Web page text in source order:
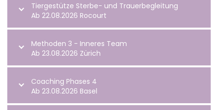
Tiergestütze Sterbe- und Trauerbegleitung
Ab 22.08.2026 Rocourt
Methoden 3 - Inneres Team
Ab 23.08.2026 Zürich
Coaching Phases 4
Ab 23.08.2026 Basel